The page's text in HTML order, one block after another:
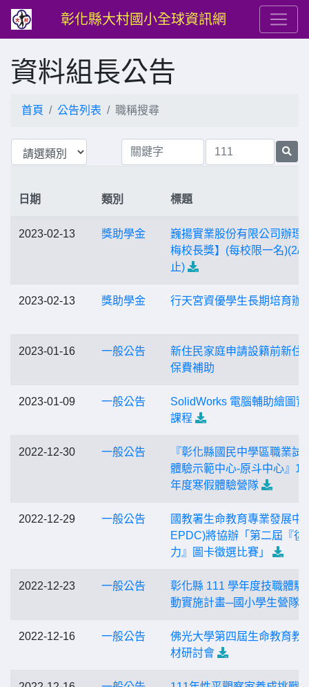
彰化縣大村國小全球資訊網
資料組長公告
首頁 公告列表 職稱搜尋
日期 類別 標題
2023-02-13 獎助學金
巍揚實業股份有限公司辦理
梅校長獎】(每校限一名)(2/
止)
2023-02-13 獎助學金 行天宮資優學生長期培育辦
2023-01-16 一般公告
新住民家庭申請設籍前新住
保費補助
2023-01-09 一般公告
SolidWorks 電腦輔助繪圖實
課程
2022-12-30 一般公告
『彰化縣國民中學區職業試
體驗示範中心-原斗中心』
年度寒假體驗營隊
2022-12-29 一般公告
國教署生命教育專業發展中
EPDC)將協辦「第二屆『復
力』圖卡徵選比賽」
2022-12-23 一般公告
彰化縣 111 學年度技職體驗
動實施計畫─國小學生營隊
2022-12-16 一般公告
佛光大學第四屆生命教育教
材研討會